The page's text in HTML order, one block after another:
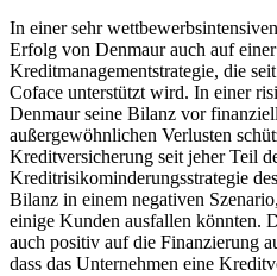
In einer sehr
Erfolg von Denmaur auch auf
Kreditmanagementstrategie, die
Coface unterstützt wird. In einer
Denmaur seine Bilanz vor
außergewöhnlichen Verlusten
Kreditversicherung seit jeher Teil
Kreditrisikominderungsstrategie
Bilanz in einem negativen
einige Kunden ausfallen könnten.
auch positiv auf die Finanzierung
dass das Unternehmen eine